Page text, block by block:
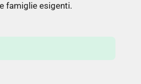
famiglie esigenti.